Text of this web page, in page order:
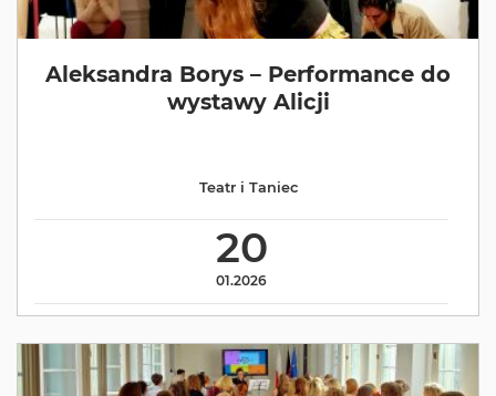
Aleksandra Borys – Performance do
wystawy Alicji
20
01.2026
Teatr i Taniec